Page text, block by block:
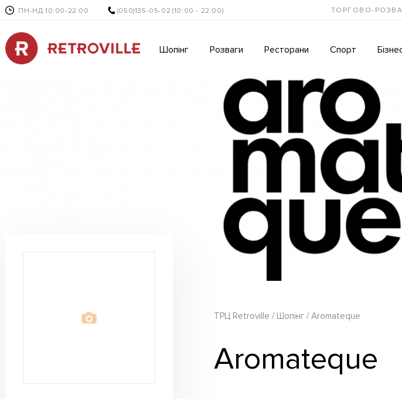
ПН-НД 10:00-22:00 (050)135-05-02 (10:00 - 22:00) ТОРГОВО-
Шопінг Розваги Ресторани Спорт
ТРЦ Retroville Шопінг Aromateque
Aromateque